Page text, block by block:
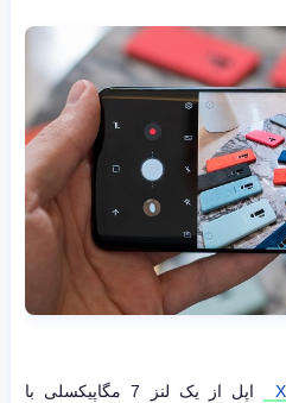
اپل از یک لنز 7 مگاپیکسلی با